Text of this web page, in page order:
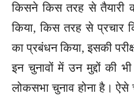
किसने किस तरह से तैयारी
किया, किस तरह से प्रचार
का प्रबंधन किया, इसकी
इन चुनावों में उन मुद्दों की
लोकसभा चुनाव होना है। ऐसे